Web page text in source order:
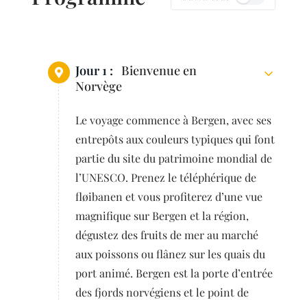
Jour 1 : Bienvenue en
Norvège
Le voyage commence à Bergen, avec ses
entrepôts aux couleurs typiques qui font
partie du site du patrimoine mondial de
l’UNESCO. Prenez le téléphérique de
fløibanen et vous profiterez d’une vue
magnifique sur Bergen et la région,
dégustez des fruits de mer au marché
aux poissons ou flânez sur les quais du
port animé. Bergen est la porte d’entrée
des fjords norvégiens et le point de